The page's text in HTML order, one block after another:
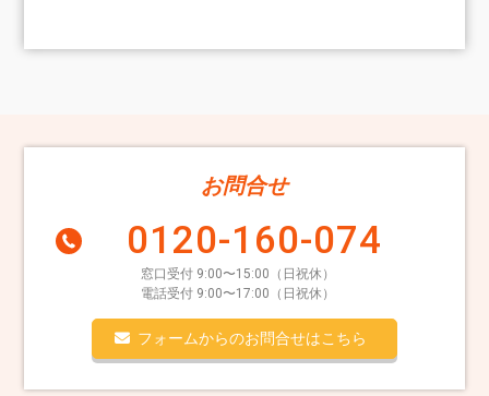
お問合せ
0120-160-074
窓口受付 9:00〜15:00（日祝休）
電話受付 9:00〜17:00（日祝休）
フォームからのお問合せはこちら